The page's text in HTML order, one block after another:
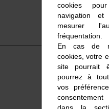
cookies
navigation
mesurer
fréquentation.
En cas de
cookies, votre
site pourrait
pourrez à
vos
dans la